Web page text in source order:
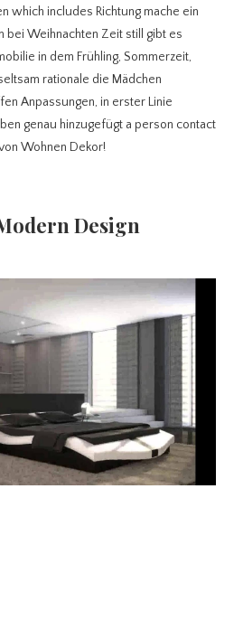
which includes Richtung mache ein
bei Weihnachten Zeit still gibt es
in dem Frühling, Sommerzeit,
rationale die Mädchen
Anpassungen, in erster Linie
genau hinzugefügt a person contact
Wohnen Dekor!
Design